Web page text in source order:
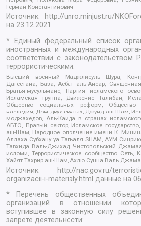
Герман Константинович
Источник: http://unro.minjust.ru/
на23.12.2021
* Единый федеральный список
иностранных и международных
соответствии с законодательством
террористическими:
Высший военный Маджлисуль Шура,
Дагестана, База, Асбат аль-Ансар,
Братья-мусульмане, Партия исламского
Исламская группа, Движение Талибан,
Общество социальных реформ, Общество
наследия, Дом двух святых, Джунд аш-Шам,
моджахедов, Аль-Каида в странах
АБТО, Правый сектор, Исламское
аш-Шам, Народное ополчение имени К.
Аллаха Субхану уа Тагьаля SHAM, АУМ
Тавхида Валь-Джихад, Чистопольский
исломи, Террористическое сообщество Сеть,
Хайят Тахрир аш-Шам, Ахлю Сунна Валь
Источник:
http://nac.gov.ru/
organizacii-i-materialy.html данные на
* Перечень общественных
организаций в отношении
вступившее в законную силу
запрете деятельности: